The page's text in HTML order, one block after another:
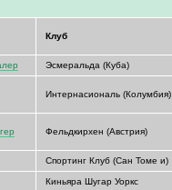
Клуб
Эсмеральда (Куба)
Интернасиональ (Колумбия)
Фельдкирхен (Австрия)
Спортинг Клуб (Сан Томе и)
Киньяра Шугар Уоркс